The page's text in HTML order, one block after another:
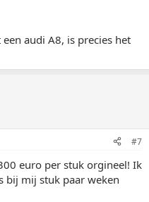
audi A8, is precies het
#7
euro per stuk orgineel! Ik
bij mij stuk paar weken